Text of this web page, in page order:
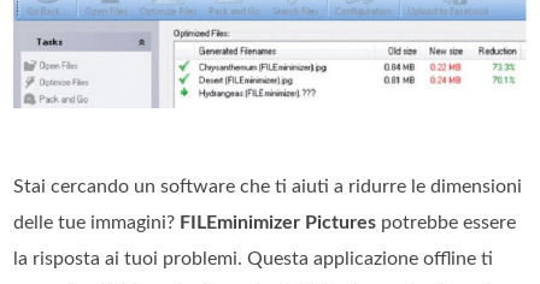
Stai cercando un software che ti aiuti a ridurre le dimensioni
delle tue immagini? FILEminimizer Pictures potrebbe essere
la risposta ai tuoi problemi. Questa applicazione offline ti